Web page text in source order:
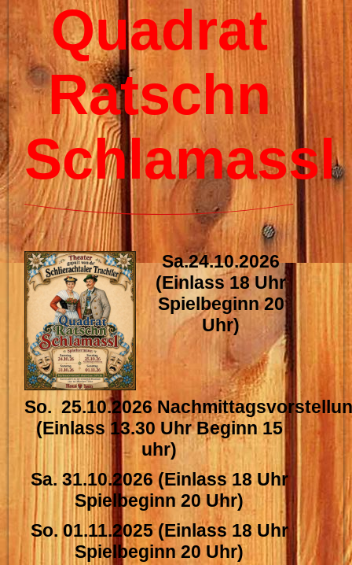
Quadrat
Ratschn
Schlamassl
Sa.24.10.2026
(Einlass 18 Uhr
Spielbeginn 20
Uhr)
So. 25.10.2026
(Einlass 13.30 Uhr Beginn 15
uhr)
Sa. 31.10.2026 (Einlass 18 Uhr
Spielbeginn 20 Uhr)
So. 01.11.2025 (Einlass 18 Uhr
Spielbeginn 20 Uhr)